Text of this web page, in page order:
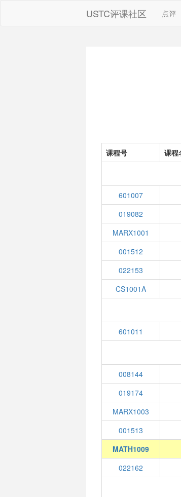
USTC评课社区 点评
课程号 课程
601007
019082
MARX1001
001512
022153
CS1001A
601011
008144
019174
MARX1003
001513
MATH1009
022162